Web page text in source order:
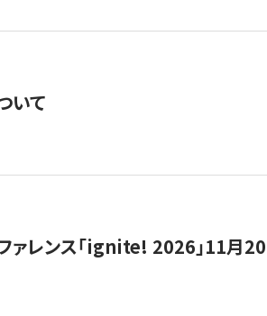
いて
ァレンス「ignite! 2026」11月